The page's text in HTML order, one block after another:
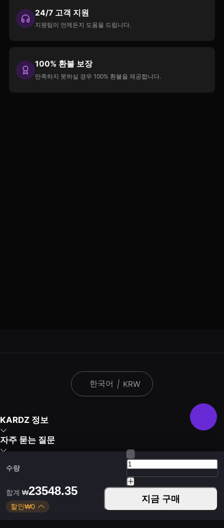
24/7 고객 지원
지원팀이 언제든지 도움을 드립니다.
100% 환불 보장
만족하지 못하실 경우 100% 환불을 제공합니다.
수량
합계 ₩23548.35
할인₩0
지금 구매
한국어 | KRW
KARDZ 정보
자주 묻는 질문
Kardz 앱 다운로드